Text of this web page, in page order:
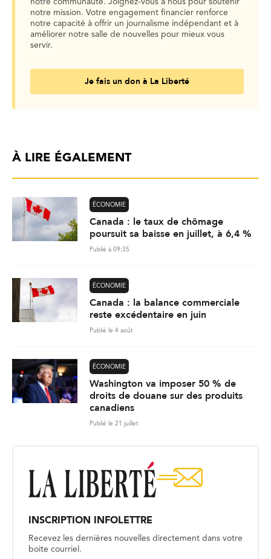
notre mission. Votre engagement financier renforce
notre capacité à offrir un journalisme indépendant et à
améliorer notre salle de nouvelles pour mieux vous
servir.
Je fais un don à La Liberté
À LIRE ÉGALEMENT
ÉCONOMIE
Canada : le taux de chômage
poursuit sa baisse en juillet, à 6,4 %
Publié à 09:35
ÉCONOMIE
Canada : la balance commerciale
reste excédentaire en juin
Publié le 4 août
ÉCONOMIE
Washington va imposer 50 % de
droits de douane sur des produits
canadiens
Publié le 21 juillet
INSCRIPTION INFOLETTRE
Recevez les dernières nouvelles directement dans votre
boite courriel.